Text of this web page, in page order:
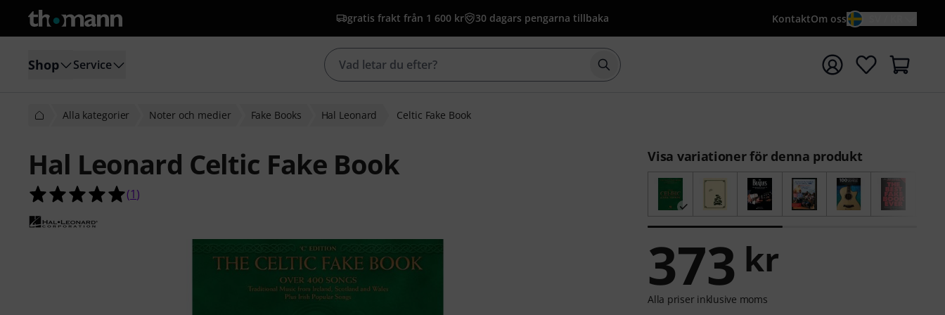
gratis frakt från 1 600 kr 30 dagars pengarna tillbaka KontaktOm oss
Shop Service Börja sökningen med söktermen {searchTerm}
Alla kategorier Noter och medier Fake Books Hal Leonard Celtic Fake Book
Hal Leonard Celtic Fake Book
5.0 av 5 stjärnor från 1 kundbetyg
(1)
Visa variationer för denna produkt
373 kr
Alla priser inklusive moms